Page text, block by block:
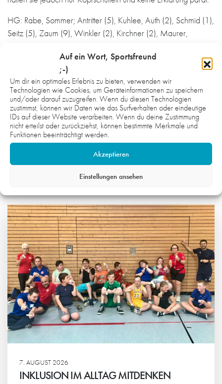
Auf ein Wort, Sportsfreund
;-)
Um dir ein optimales Erlebnis zu bieten, verwenden wir
Technologien wie Cookies, um Geräteinformationen zu speichern
und/oder darauf zuzugreifen. Wenn du diesen Technologien
zustimmst, können wir Daten wie das Surfverhalten oder eindeutige
IDs auf dieser Website verarbeiten. Wenn du deine Zustimmung
nicht erteilst oder zurückziehst, können bestimmte Merkmale und
Funktionen beeinträchtigt werden.
Akzeptieren
Einstellungen ansehen
HG: Rabe, Sommer; Antritter (5), Kuhlee, Auth (2), Schmid (1),
Seitz (5), Zaum (9), Winkler (2), Kirchner (2), Maurer,
Zur Bildergalerie
WAS DICH NOCH INTERESSIEREN
7. AUGUST 2026
INKLUSION IM ALLTAG MITDENKEN